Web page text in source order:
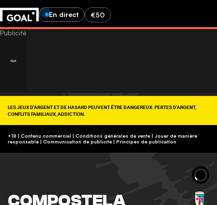
En direct €50
LES JEUX D'ARGENT ET DE HASARD PEUVENT ÊTRE DANGEREUX: PERTES D'ARGENT,
CONFLITS FAMILIAUX, ADDICTION.
https://www.joueurs-info-service.fr/
+18 | Contenu commercial | Conditions générales de vente | Jouer de manière
responsable | Communication de publicité | Principes de publication
COMPOSTELA